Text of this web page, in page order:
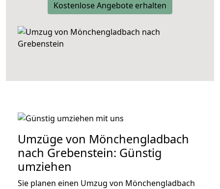
Kostenlose Angebote erhalten
Umzüge von Mönchengladbach
nach Grebenstein: Günstig
umziehen
Sie planen einen Umzug von Mönchengladbach